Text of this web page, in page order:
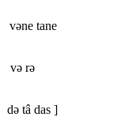
ونه تَنِ جمه لَکّه با لَکّه vәne tane
وه ره بَزنینا صابونِ مَکّه[58] vә rә
[ دتا دَس بَشورین دَر بوره لَکّه ][59] [ dә tâ das